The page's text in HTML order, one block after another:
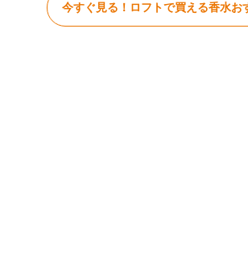
今すぐ見る！ロフトで買える香水お